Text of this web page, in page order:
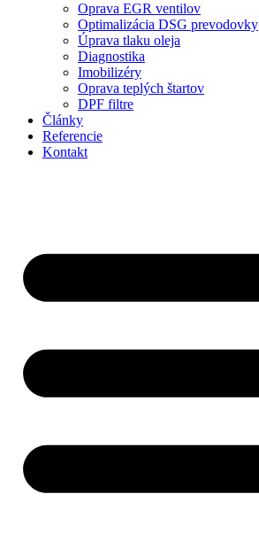
Oprava EGR ventilov
Optimalizácia DSG prevodovky
Úprava tlaku oleja
Diagnostika
Imobilizéry
Oprava teplých štartov
DPF filtre
Články
Referencie
Kontakt